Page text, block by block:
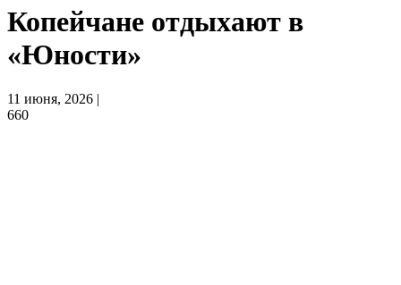
Копейчане отдыхают в
«Юности»
11 июня, 2026 |
660